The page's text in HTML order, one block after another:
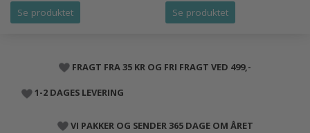
Se produktet Se produktet
FRAGT FRA 35 KR OG FRI FRAGT VED 499,-
1-2 DAGES LEVERING
VI PAKKER OG SENDER 365 DAGE OM ÅRET